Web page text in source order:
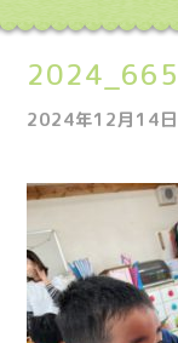
2024年12月14日